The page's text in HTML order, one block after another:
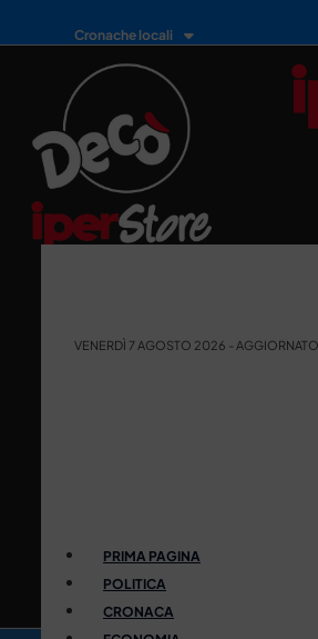
Cronache locali
VENERDÌ 7 AGOSTO 2026 -
PRIMA PAGINA
POLITICA
CRONACA